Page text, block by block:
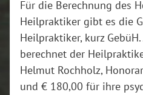
Für die Berechnung des
Heilpraktiker gibt es die
Heilpraktiker, kurz
berechnet der
Helmut Rochholz,
und € 180,00 für ihre